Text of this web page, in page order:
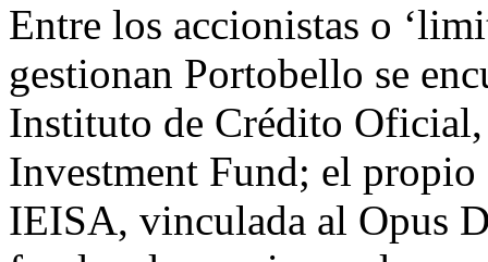
Entre los accionistas o
gestionan Portobello se
Instituto de Crédito
Investment Fund; el
IEISA, vinculada al Opus